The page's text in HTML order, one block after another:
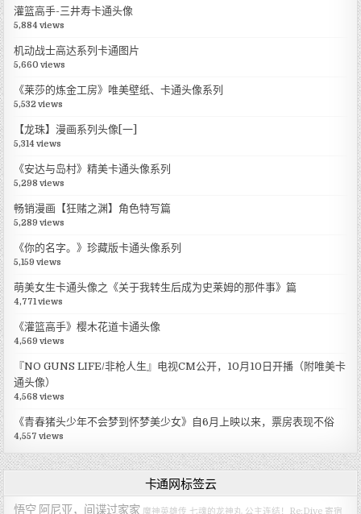
灌篮高手-三井寿卡通头像
5,884 views
机动战士高达系列卡通图片
5,660 views
《莱莎的炼金工房》唯美壁纸、卡通头像系列
5,532 views
【龙珠】漫画系列头像[一]
5,314 views
《安达与岛村》精美卡通头像系列
5,298 views
畅销漫画【狂赌之渊】角色特写篇
5,289 views
《你的名字。》珍藏版卡通头像系列
5,159 views
萌美女生卡通头像之《关于我转生后成为史莱姆的那件事》篇
4,771 views
《灌篮高手》樱木花道卡通头像
4,569 views
『NO GUNS LIFE/非枪人生』电视CM公开，10月10日开播（附唯美卡
通头像）
4,568 views
《青春猪头少年不会梦到怀梦美少女》自6月上映以来，票房表现不俗
4,557 views
卡通网标签云
悟空 阿尼亚，间谍过家家 魔神英雄传 七魂的龙神丸 公主连结！Re:Dive 寄宿